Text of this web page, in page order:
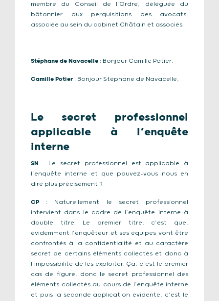
membre du Conseil de l’Ordre, déléguée du
bâtonnier aux perquisitions des avocats,
associée au sein du cabinet Châtain et associés.
Stéphane de Navacelle : Bonjour Camille Potier,
Camille Potier : Bonjour Stéphane de Navacelle,
Le secret professionnel
applicable à l’enquête
interne
SN : Le secret professionnel est applicable à
l’enquête interne et que pouvez-vous nous en
dire plus précisément ?
CP : Naturellement le secret professionnel
intervient dans le cadre de l’enquête interne à
double titre. Le premier titre, c’est que,
évidemment l’enquêteur et ses équipes vont être
confrontés à la confidentialité et au caractère
secret de certains éléments collectés et donc à
l’impossibilité de les exploiter. Ça, c’est le premier
cas de figure, donc le secret professionnel des
éléments collectés au cours de l’enquête interne
et puis la seconde application évidente, c’est le